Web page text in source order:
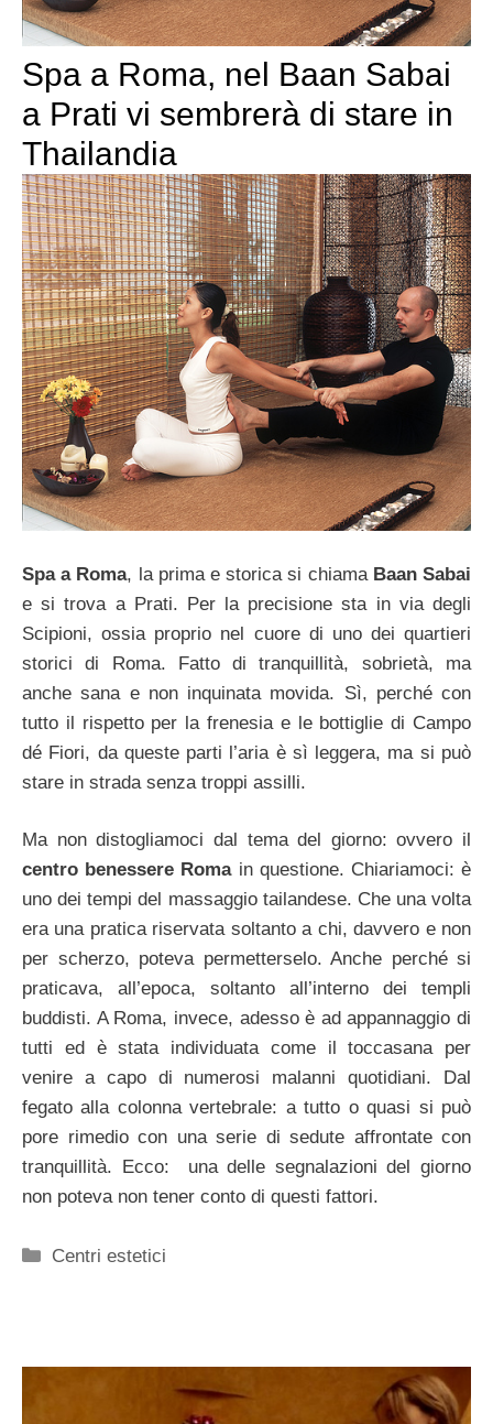
Spa a Roma, nel Baan Sabai
a Prati vi sembrerà di stare in
Thailandia
Spa a Roma, la prima e storica si chiama Baan Sabai
e si trova a Prati. Per la precisione sta in via degli
Scipioni, ossia proprio nel cuore di uno dei quartieri
storici di Roma. Fatto di tranquillità, sobrietà, ma
anche sana e non inquinata movida. Sì, perché con
tutto il rispetto per la frenesia e le bottiglie di Campo
dé Fiori, da queste parti l’aria è sì leggera, ma si può
stare in strada senza troppi assilli.
Ma non distogliamoci dal tema del giorno: ovvero il
centro benessere Romain questione. Chiariamoci: è
uno dei tempi del massaggio tailandese. Che una volta
era una pratica riservata soltanto a chi, davvero e non
per scherzo, poteva permetterselo. Anche perché si
praticava, all’epoca, soltanto all’interno dei templi
buddisti. A Roma, invece, adesso è ad appannaggio di
tutti ed è stata individuata come il toccasana per
venire a capo di numerosi malanni quotidiani. Dal
fegato alla colonna vertebrale: a tutto o quasi si può
pore rimedio con una serie di sedute affrontate con
tranquillità. Ecco: una delle segnalazioni del giorno
non poteva non tener conto di questi fattori.
Categorie
Centri estetici